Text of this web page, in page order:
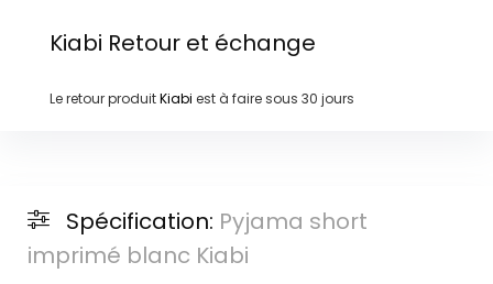
Kiabi Retour et échange
Le retour produitKiabi est à faire sous 30 jours
Spécification: Pyjama short
imprimé blanc Kiabi